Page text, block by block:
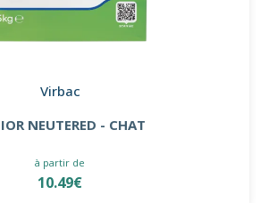
Virbac
NEUTERED - CHAT
à partir de
10.49€